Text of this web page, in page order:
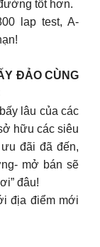
tốt hơn.
lap test, A-
ĐẢO CÙNG
lâu của các
hữu các siêu
đãi đã đến,
mở bán sẽ
đâu!
địa điểm mới